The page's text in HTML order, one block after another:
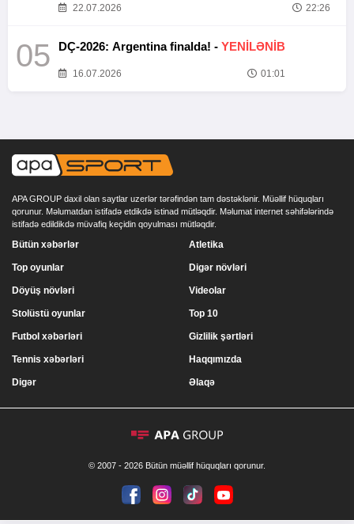
22.07.2026 22:26
05 DÇ-2026: Argentina finalda! - YENİLƏNİB
16.07.2026 01:01
APA GROUP daxil olan saytlar uzerlər tərəfindən tam dəstəklənir. Müəllif hüquqları
qorunur. Məlumatdan istifadə etdikdə istinad mütləqdir. Məlumat internet səhifələrində
istifadə edildikdə müvafiq keçidin qoyulması mütləqdir.
Bütün xəbərlər
Top oyunlar
Döyüş növləri
Stolüstü oyunlar
Atletika
Digər növləri
Videolar
Top 10
Futbol xəbərləri
Tennis xəbərləri
Digər
Gizlilik şərtləri
Haqqımızda
Əlaqə
© 2007 - 2026 Bütün müəllif hüquqları qorunur.